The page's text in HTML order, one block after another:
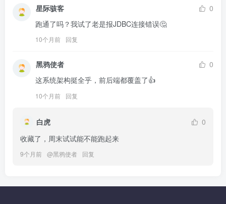
星际骇客
0
跑通了吗？我试了老是报JDBC连接错误🤔
10个月前 回复
黑鸦使者
0
这系统架构挺全乎，前后端都覆盖了👍
10个月前 回复
白虎
0
收藏了，周末试试能不能跑起来
9个月前 @黑鸦使者 回复